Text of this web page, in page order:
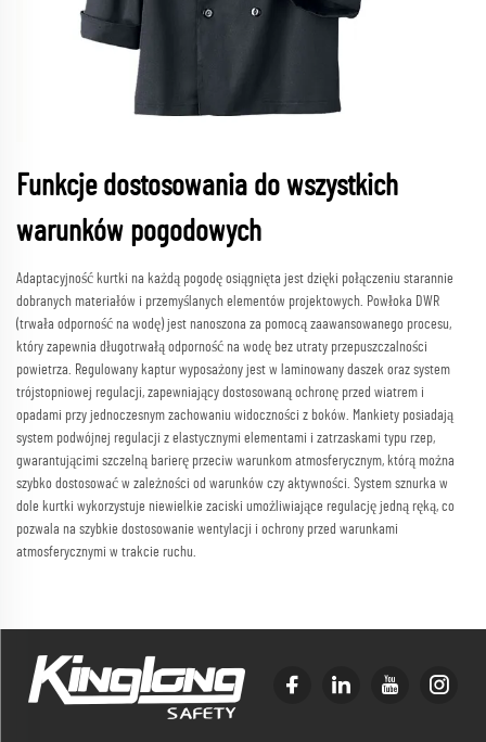
Funkcje dostosowania do wszystkich
warunków pogodowych
Adaptacyjność kurtki na każdą pogodę osiągnięta jest dzięki połączeniu starannie
dobranych materiałów i przemyślanych elementów projektowych. Powłoka DWR
(trwała odporność na wodę) jest nanoszona za pomocą zaawansowanego procesu,
który zapewnia długotrwałą odporność na wodę bez utraty przepuszczalności
powietrza. Regulowany kaptur wyposażony jest w laminowany daszek oraz system
trójstopniowej regulacji, zapewniający dostosowaną ochronę przed wiatrem i
opadami przy jednoczesnym zachowaniu widoczności z boków. Mankiety posiadają
system podwójnej regulacji z elastycznymi elementami i zatrzaskami typu rzep,
gwarantującimi szczelną barierę przeciw warunkom atmosferycznym, którą można
szybko dostosować w zależności od warunków czy aktywności. System sznurka w
dole kurtki wykorzystuje niewielkie zaciski umożliwiające regulację jedną ręką, co
pozwala na szybkie dostosowanie wentylacji i ochrony przed warunkami
atmosferycznymi w trakcie ruchu.